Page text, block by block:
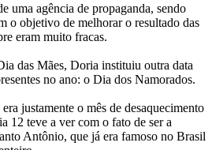
uma agência de propaganda, sendo
o objetivo de melhorar o resultado das
eram muito fracas.
das Mães, Doria instituiu outra data
no ano: o Dia dos Namorados.
justamente o mês de desaquecimento
12 teve a ver com o fato de ser a
Antônio, que já era famoso no Brasil